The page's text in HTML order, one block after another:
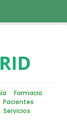
Farmacia
Pacientes
Servicios